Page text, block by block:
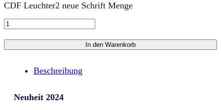
CDF Leuchter2 neue Schrift Menge
In den Warenkorb
Beschreibung
Neuheit 2024